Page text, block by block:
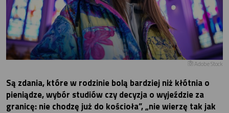
Adobe Stock
Są zdania, które w rodzinie bolą bardziej niż kłótnia o
pieniądze, wybór studiów czy decyzja o wyjeździe za
granicę: nie chodzę już do kościoła”, „nie wierzę tak jak